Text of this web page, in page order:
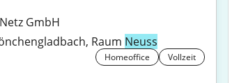
GmbH
Raum Neuss
Homeoffice Vollzeit